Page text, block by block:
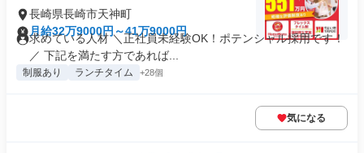
長崎県長崎市天神町
月給32万9000円～41万9000円
求めている人材 ＼正社員未経験OK！ポテンシャル採用です！
／ 下記を満たす方であれば...
制服あり ランチタイム +28個
気になる